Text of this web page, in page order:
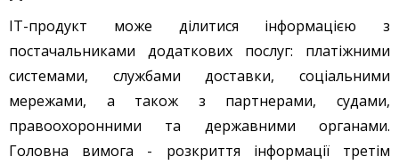
IT-продукт може ділитися інформацією з
постачальниками додаткових послуг: платіжними
системами, службами доставки, соціальними
мережами, а також з партнерами, судами,
правоохоронними та державними органами.
Головна вимога - розкриття інформації третім